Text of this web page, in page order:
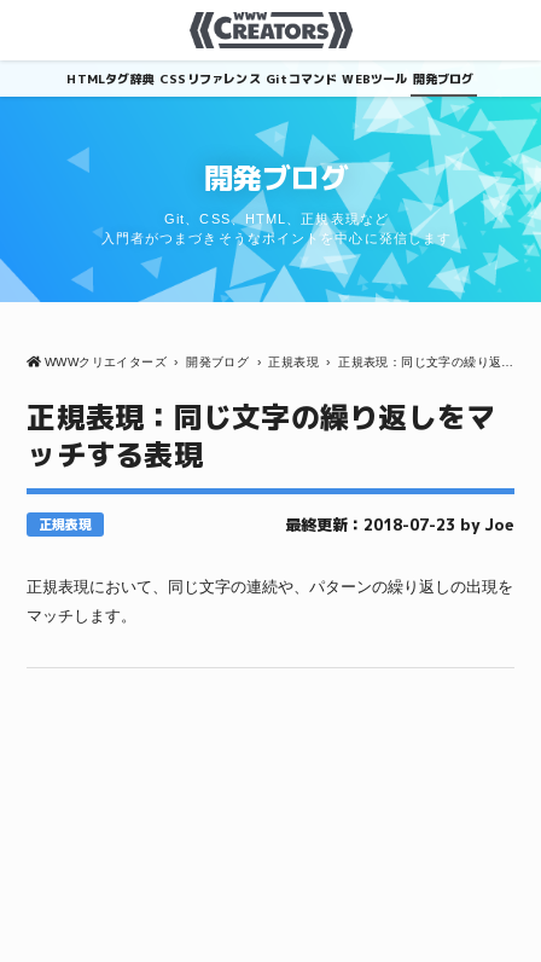
HTMLタグ辞典 CSSリファレンス Gitコマンド WEBツール 開発ブログ
開発ブログ
Git、CSS、HTML、正規表現など
入門者がつまづきそうなポイントを中心に発信します
WWWクリエイターズ › 開発ブログ › 正規表現 › 正規表現：同じ文字の繰り返しをマッチする表現
正規表現：同じ文字の繰り返しをマ
ッチする表現
正規表現 最終更新：2018-07-23 by Joe
正規表現において、同じ文字の連続や、パターンの繰り返しの出現を
マッチします。